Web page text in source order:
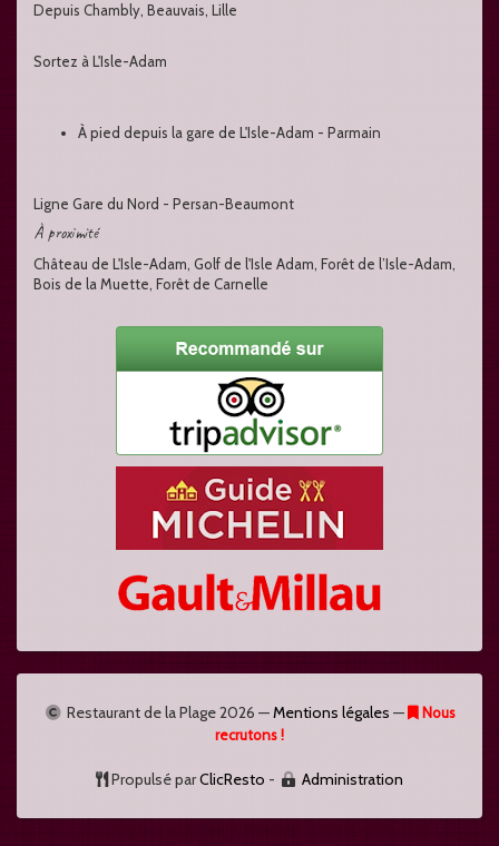
Depuis Chambly, Beauvais, Lille
Sortez à L'Isle-Adam
À pied depuis la gare de L'Isle-Adam - Parmain
Ligne Gare du Nord - Persan-Beaumont
À proximité
Château de L'Isle-Adam, Golf de l'Isle Adam, Forêt de l’Isle-Adam,
Bois de la Muette, Forêt de Carnelle
Restaurant de la Plage2026 —Mentions légales —
Nous
recrutons !
Propulsé parClicResto - Administration